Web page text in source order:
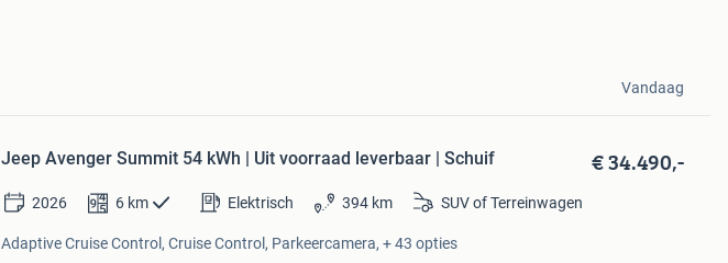
Vandaag
Jeep Avenger Summit 54 kWh | Uit voorraad leverbaar | Schuif € 34.490,-
2026 6 km Elektrisch 394 km SUV of Terreinwagen
Adaptive Cruise Control, Cruise Control, Parkeercamera, + 43 opties